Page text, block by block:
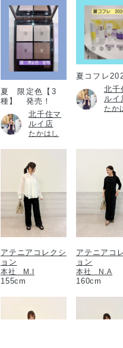
夏 限定色【3
種】 発売！
北千住マ
ルイ店
たかはし
夏コフレ
北千
ルイ
たか
アテニアコレクシ
ョン
本社 M.I
155cm
アテニアコ
ョン
本社 N.A
160cm